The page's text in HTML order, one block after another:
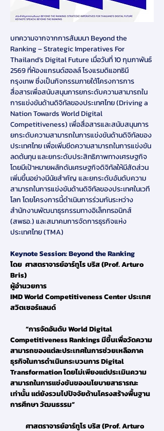
บทความจากจากการสัมมนา Beyond the
Ranking – Strategic Imperatives For
Thailand’s Digital Future เมื่อวันที่ 10 กุมภาพันธ์
2569 ที่ห้องแกรนด์ฮอลล์ โรงแรมดิแอทธินี
กรุงเทพ ซึ่งเป็นกิจกรรมภายใต้โครงการการ
สื่อสารเพื่อสนับสนุนการยกระดับความสามารถใน
การแข่งขันด้านดิจิทัลของประเทศไทย (Driving a
Nation Towards World Digital
Competitiveness) เพื่อสื่อสารและสนับสนุนการ
ยกระดับความสามารถในการแข่งขันด้านดิจิทัลของ
ประเทศไทย เพื่อเพิ่มขีดความสามารถในการแข่งขัน
ลดต้นทุน และยกระดับประสิทธิภาพทางเศรษฐกิจ
โดยมีเป้าหมายผลักดันเศรษฐกิจดิจิทัลให้มีสัดส่วน
เพิ่มขึ้นอย่างมีนัยสำคัญ และยกระดับอันดับความ
สามารถในการแข่งขันด้านดิจิทัลของประเทศในเวที
โลก โดยโครงการนี้ดำเนินการร่วมกันระหว่าง
สำนักงานพัฒนาธุรกรรมทางอิเล็กทรอนิกส์
(สพธอ.) และสมาคมการจัดการธุรกิจแห่ง
ประเทศไทย (TMA)
Keynote Session: Beyond the Ranking
โดย  ศาสตราจารย์อาร์ทูโร บริส (Prof. Arturo
Bris)
ผู้อำนวยการ
IMD World Competitiveness Center ประเทศ
สวิตเซอร์แลนด์
Competitiveness Rankings มีขึ้นเพื่อวัดความ
สามารถของแต่ละประเทศในการช่วยเหลือภาค
ธุรกิจในการดำเนินกระบวนการ Digital
Transformation โดยไม่เพียงแต่ประเมินความ
สามารถในการแข่งขันของนโยบายสาธารณะ
เท่านั้น แต่ยังรวมไปปัจจัยด้านโครงสร้างพื้นฐาน
การศึกษา วัฒนธรรม”